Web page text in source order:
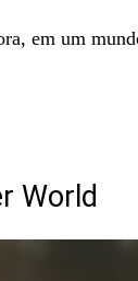
em um
World